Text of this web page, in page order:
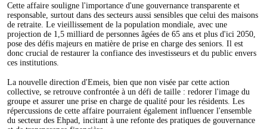
Cette affaire souligne l'importance d'une gouvernance transparente et
responsable, surtout dans des secteurs aussi sensibles que celui des maisons
de retraite. Le vieillissement de la population mondiale, avec une
projection de 1,5 milliard de personnes âgées de 65 ans et plus d'ici 2050,
pose des défis majeurs en matière de prise en charge des seniors. Il est
donc crucial de restaurer la confiance des investisseurs et du public envers
ces institutions.
La nouvelle direction d'Emeis, bien que non visée par cette action
collective, se retrouve confrontée à un défi de taille : redorer l'image du
groupe et assurer une prise en charge de qualité pour les résidents. Les
répercussions de cette affaire pourraient également influencer l'ensemble
du secteur des Ehpad, incitant à une refonte des pratiques de gouvernance